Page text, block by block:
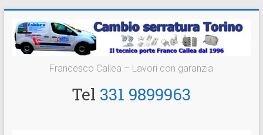
contenuto
Cambio
Serratura
Francesco Callea – Lavori con garanzia
Tel 331 9899963